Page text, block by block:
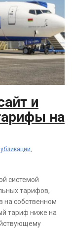
и
на
,
системой
тарифов,
на собственном
тариф ниже на